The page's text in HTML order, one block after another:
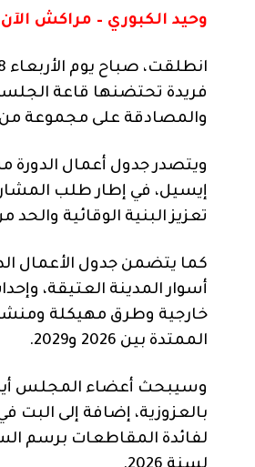
وحيد الكبوري – مراكش الآن
فريدة تحتضنها قاعة
والمصادقة على مجموعة من
ويتصدر جدول أعمال
تعزيز البنية الوقائية
كما يتضمن جدول الأعمال
أسوار المدينة العتيقة،
خارجية وطرق مهيكلة
الممتدة بين 2026 و2029.
وسيبحث أعضاء المجلس
بالعزوزية، إضافة إلى